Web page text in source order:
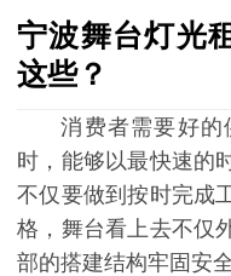
宁波舞台灯光
这些？
消费者需要好的
时，能够以最快速的
不仅要做到按时完成
格，舞台看上去不仅
部的搭建结构牢固安